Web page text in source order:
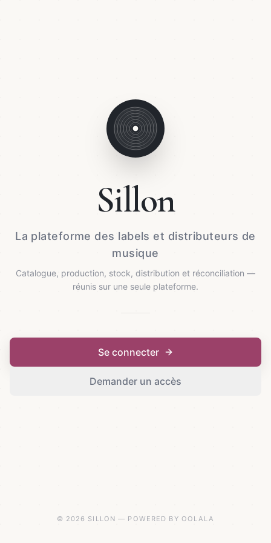
Sillon
La plateforme des labels et distributeurs de
musique
Catalogue, production, stock, distribution et réconciliation —
réunis sur une seule plateforme.
Se connecter
Demander un accès
© 2026 SILLON — POWERED BY OOLALA